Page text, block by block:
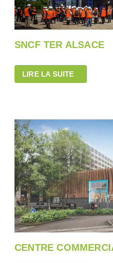
SNCF TER ALSACE
LIRE LA SUITE
CENTRE